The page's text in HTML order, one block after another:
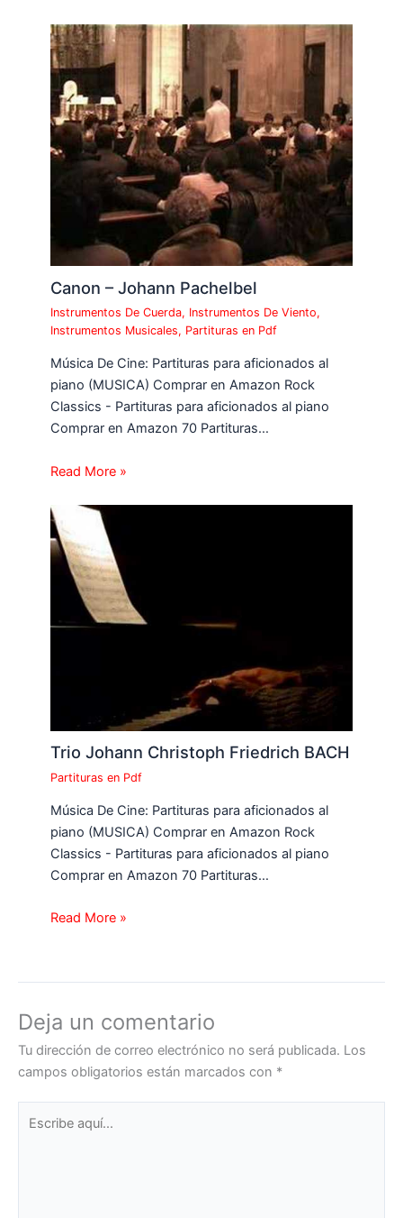
Canon – Johann Pachelbel
Instrumentos De Cuerda, Instrumentos De Viento,
Instrumentos Musicales, Partituras en Pdf
Música De Cine: Partituras para aficionados al
piano (MUSICA) Comprar en Amazon Rock
Classics - Partituras para aficionados al piano
Comprar en Amazon 70 Partituras…
Read More »
Trio Johann Christoph Friedrich BACH
Partituras en Pdf
Música De Cine: Partituras para aficionados al
piano (MUSICA) Comprar en Amazon Rock
Classics - Partituras para aficionados al piano
Comprar en Amazon 70 Partituras…
Read More »
Deja un comentario
Tu dirección de correo electrónico no será publicada. Los
campos obligatorios están marcados con *